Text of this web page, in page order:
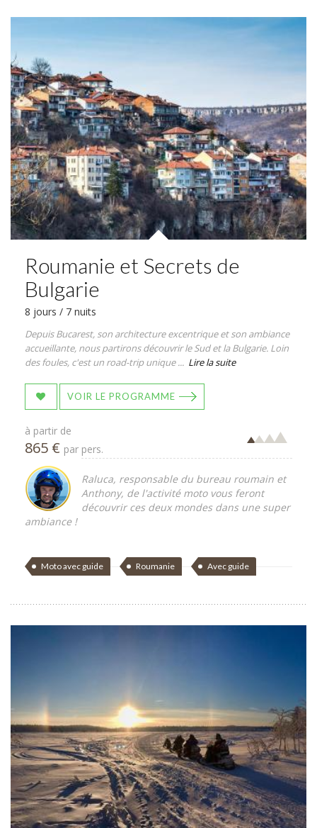
Roumanie et Secrets de
Bulgarie
8 jours / 7 nuits
Depuis Bucarest, son architecture excentrique et son ambiance
accueillante, nous partirons découvrir le Sud et la Bulgarie. Loin
des foules, c'est un road-trip unique ... Lire la suite
VOIR LE PROGRAMME
à partir de
865 € par pers.
Raluca, responsable du bureau roumain et
Anthony, de l'activité moto vous feront
découvrir ces deux mondes dans une super
ambiance !
Moto avec guide Roumanie Avec guide